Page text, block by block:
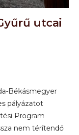
utcai
Békásmegyer
pályázatot
Program
nem térítendő